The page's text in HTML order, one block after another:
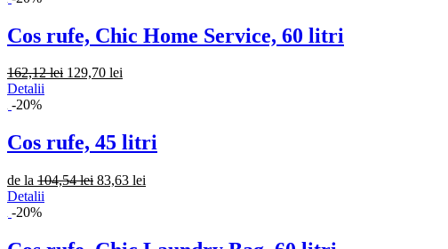
Cos rufe, Chic Home Service, 60 litri
162,12 lei 129,70 lei
Detalii
-20%
Cos rufe, 45 litri
de la 104,54 lei 83,63 lei
Detalii
-20%